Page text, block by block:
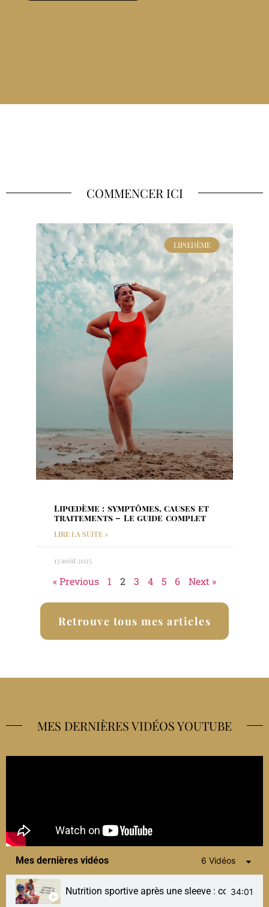
COMMENCER ICI
LIPŒDÈME
Lipœdème : symptômes, causes et
traitements – Le guide complet
LIRE LA SUITE »
13 août 2025
« Previous 1 2 3 4 5 6 Next »
Retrouve tous mes articles
MES DERNIÈRES VIDÉOS YOUTUBE
Mes dernières vidéos 6 Vidéos
Nutrition sportive après une sleeve : comment
34:01